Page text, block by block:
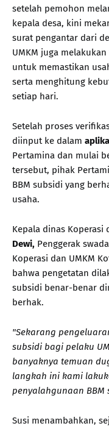
setelah pemohon
kepala desa, kini
surat pengantar dari
UMKM juga
untuk memastikan
serta menghitung
setiap hari.
Setelah proses
diinput ke dalam
Pertamina dan mulai
tersebut, pihak
BBM subsidi yang
usaha.
Kepala dinas Koperasi
Dewi, Penggerak
Koperasi dan UMKM
bahwa pengetatan
subsidi benar-benar
berhak.
"Sekarang
subsidi bagi pelaku
banyaknya temuan
langkah ini kami
penyalahgunaan BBM
Susi menambahkan,